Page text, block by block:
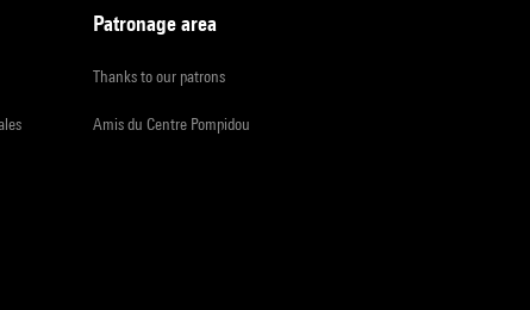
Patronage area
Thanks to our patrons
Amis du Centre Pompidou